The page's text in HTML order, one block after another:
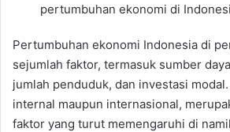
pertumbuhan ekonomi di
Pertumbuhan ekonomi Indonesia di
sejumlah faktor, termasuk sumber
jumlah penduduk, dan investasi
internal maupun internasional,
faktor yang turut memengaruhi di